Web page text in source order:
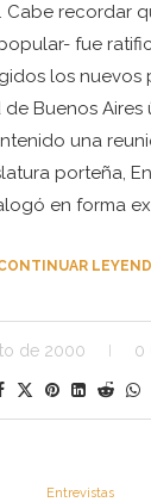
Cabe recordar
fue
los nuevos
Buenos Aires
una
porteña,
en forma
de 2000 0
Entrevistas